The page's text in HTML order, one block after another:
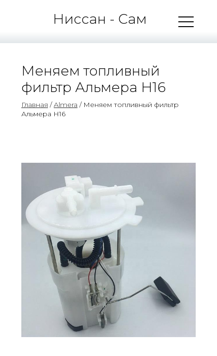
Ниссан - Сам
Меняем топливный
фильтр Альмера Н16
Главная /Almera / Меняем топливный фильтр
Альмера Н16